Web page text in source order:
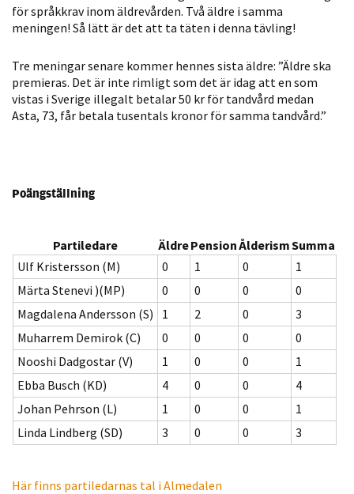
för språkkrav inom äldrevården. Två äldre i samma
meningen! Så lätt är det att ta täten i denna tävling!
Tre meningar senare kommer hennes sista äldre: ”Äldre ska
premieras. Det är inte rimligt som det är idag att en som
vistas i Sverige illegalt betalar 50 kr för tandvård medan
Asta, 73, får betala tusentals kronor för samma tandvård.”
Poängställning
Partiledare ÄldrePensionÅlderismSumma
Ulf Kristersson (M)
0 1 0
1
Märta Stenevi )(MP)
0 0 0
0
Magdalena Andersson (S)
1 2 0
3
Muharrem Demirok (C)
0 0 0
0
Nooshi Dadgostar (V)
1 0 0
1
Ebba Busch (KD)
4 0 0
4
Johan Pehrson (L)
1 0 0
1
Linda Lindberg (SD)
3 0 0 3
Här finns partiledarnas tal i Almedalen
hemsidans
funktionalitet
uppbyggnad,
baserat på
hur hemsidan
prestera så
bra som
möjligt under
ditt besök.
Om du nekar
kakorna
kommer viss
funktionalitet
att försvinna